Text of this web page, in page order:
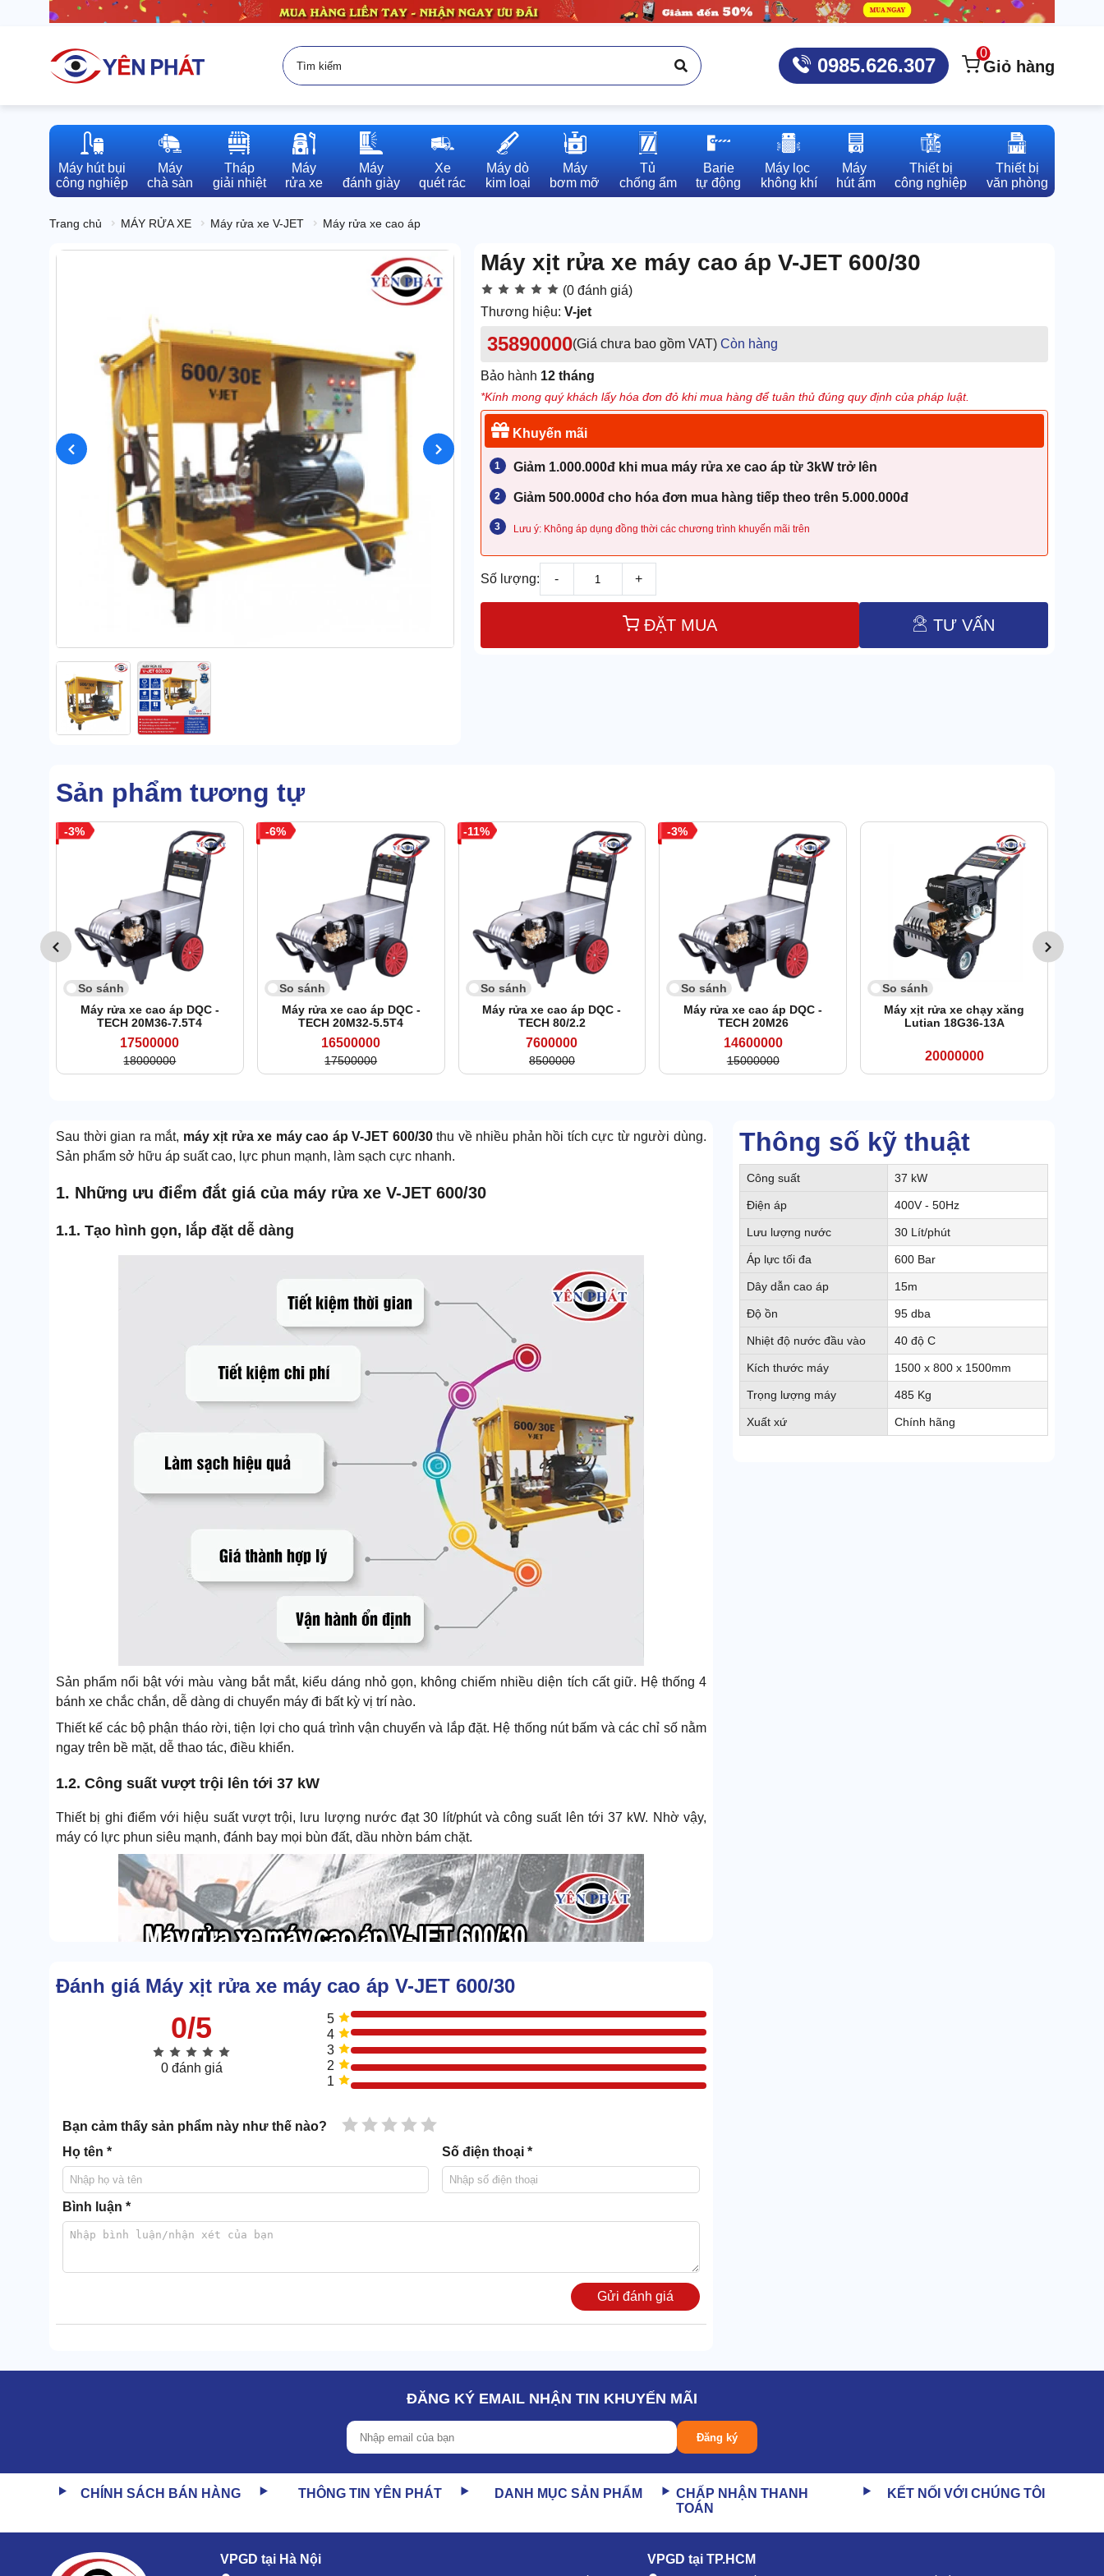
0985.626.307
0
Giỏ hàng
Máy hút bụi
công nghiệp
Máy
chà sàn
Tháp
giải nhiệt
Máy
rửa xe
Máy
đánh giày
Xe
quét rác
Máy dò
kim loại
Máy
bơm mỡ
Tủ
chống ẩm
Barie
tự động
Máy lọc
không khí
Máy
hút ẩm
Thiết bị
công nghiệp
Thiết bị
văn phòng
Trang chủ MÁY RỬA XE Máy rửa xe V-JET Máy rửa xe cao áp
Máy xịt rửa xe máy cao áp V-JET 600/30
(0 đánh giá)
Thương hiệu: V-jet
35890000(Giá chưa bao gồm VAT) Còn hàng
Bảo hành 12 tháng
*Kính mong quý khách lấy hóa đơn đỏ khi mua hàng để tuân thủ đúng quy định của pháp luật.
Khuyến mãi
Giảm 1.000.000đ khi mua máy rửa xe cao áp từ 3kW trở lên
Giảm 500.000đ cho hóa đơn mua hàng tiếp theo trên 5.000.000đ
Lưu ý: Không áp dụng đồng thời các chương trình khuyến mãi trên
Số lượng: - +
ĐẶT MUA TƯ VẤN
Sản phẩm tương tự
3
So sánh
Máy rửa xe cao áp DQC -
TECH 20M36-7.5T4
17500000
18000000
6
So sánh
Máy rửa xe cao áp DQC -
TECH 20M32-5.5T4
16500000
17500000
11
So sánh
Máy rửa xe cao áp DQC -
TECH 80/2.2
7600000
8500000
3
So sánh
Máy rửa xe cao áp DQC -
TECH 20M26
14600000
15000000
So sánh
Máy xịt rửa xe chạy xăng
Lutian 18G36-13A
20000000
Thông số kỹ thuật
Công suất 37 kW
Điện áp 400V - 50Hz
Lưu lượng nước 30 Lít/phút
Áp lực tối đa 600 Bar
Dây dẫn cao áp 15m
Độ ồn 95 dba
Nhiệt độ nước đầu vào 40 độ C
Kích thước máy 1500 x 800 x 1500mm
Trọng lượng máy 485 Kg
Xuất xứ Chính hãng
Sau thời gian ra mắt, máy xịt rửa xe máy cao áp V-JET 600/30thu về nhiều phản hồi tích cực từ người dùng.
Sản phẩm sở hữu áp suất cao, lực phun mạnh, làm sạch cực nhanh.
1. Những ưu điểm đắt giá của máy rửa xe V-JET 600/30
1.1. Tạo hình gọn, lắp đặt dễ dàng
Sản phẩm nổi bật với màu vàng bắt mắt, kiểu dáng nhỏ gọn, không chiếm nhiều diện tích cất giữ. Hệ thống 4
bánh xe chắc chắn, dễ dàng di chuyển máy đi bất kỳ vị trí nào.
Thiết kế các bộ phận tháo rời, tiện lợi cho quá trình vận chuyển và lắp đặt. Hệ thống nút bấm và các chỉ số nằm
ngay trên bề mặt, dễ thao tác, điều khiển.
1.2. Công suất vượt trội lên tới 37 kW
Thiết bị ghi điểm với hiệu suất vượt trội, lưu lượng nước đạt 30 lít/phút và công suất lên tới 37 kW. Nhờ vậy,
máy có lực phun siêu mạnh, đánh bay mọi bùn đất, dầu nhờn bám chặt.
chạy êm, hạn chế phát ra tiếng ồn, không ảnh hưởng môi trường làm việc. Đặc biệt, thiết
1 điểm đặc biệt của thiết bị là thiết kế động cơ hở, không có lớp vỏ bọc bên ngoài. Kết cấu này giúp quá trình
tản nhiệt nhanh, không làm máy bị nóng dù hoạt động tần suất cao.
1.4. Khung cứng cáp, chịu được lực mạnh
Đánh giá Máy xịt rửa xe máy cao áp V-JET 600/30
0/5
0 đánh giá
5
4
3
2
1
Bạn cảm thấy sản phẩm này như thế nào? 5 sao
4 sao
3 sao
2 sao
1 sao
Họ tên * Số điện thoại *
Bình luận *
Gửi đánh giá
ĐĂNG KÝ EMAIL NHẬN TIN KHUYẾN MÃI
Đăng ký
CHÍNH SÁCH BÁN HÀNG THÔNG TIN YÊN PHÁT DANH MỤC SẢN PHẨM
CHẤP NHẬN THANH
TOÁN
KẾT NỐI VỚI CHÚNG TÔI
VPGD tại Hà Nội VPGD tại TP.HCM